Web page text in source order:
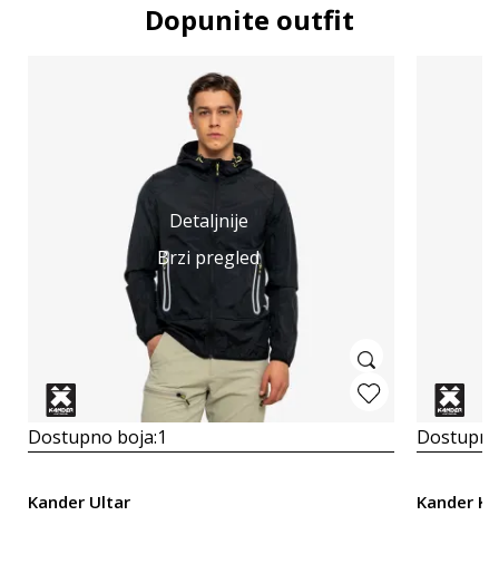
Dopunite outfit
Detaljnije
Brzi pregled
Dostupno boja:1
Kander Ultar Kander